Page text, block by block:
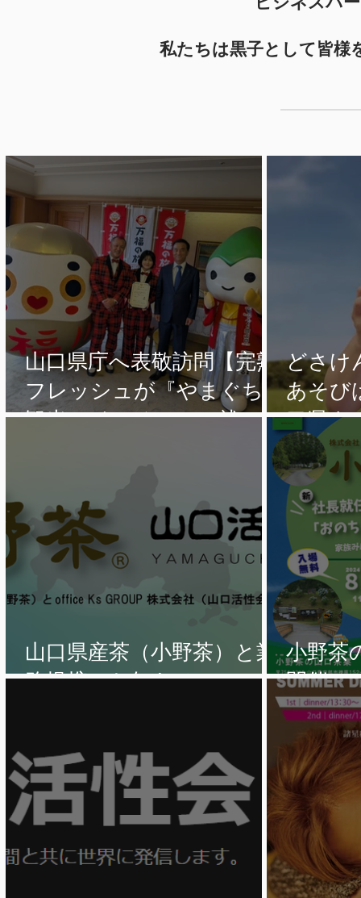
私たちは黒子として皆様
山口県庁へ表敬訪問【完熟
フレッシュが『やまぐち
観光スイッチャー』就
どさけ
あそび
口県ナ
山口県産茶（小野茶）と業
務提携のお知らせ。
小野茶
開催！